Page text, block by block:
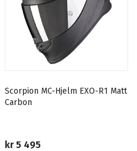
Scorpion MC-Hjelm EXO-R1 Matt
Carbon
kr 5 495